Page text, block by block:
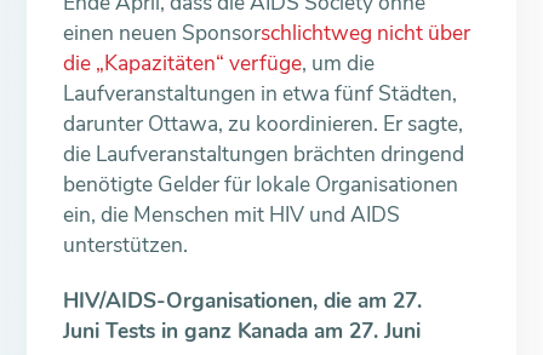
einen neuen Sponsorschlichtweg nicht über
die „Kapazitäten“ verfüge, um die
Laufveranstaltungen in etwa fünf Städten,
darunter Ottawa, zu koordinieren. Er sagte,
die Laufveranstaltungen brächten dringend
benötigte Gelder für lokale Organisationen
ein, die Menschen mit HIV und AIDS
unterstützen.
HIV/AIDS-Organisationen, die am 27.
Juni Tests in ganz Kanada am 27. Juni